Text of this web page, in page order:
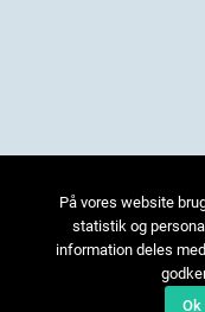
På vores website
statistik og
information deles
Ok